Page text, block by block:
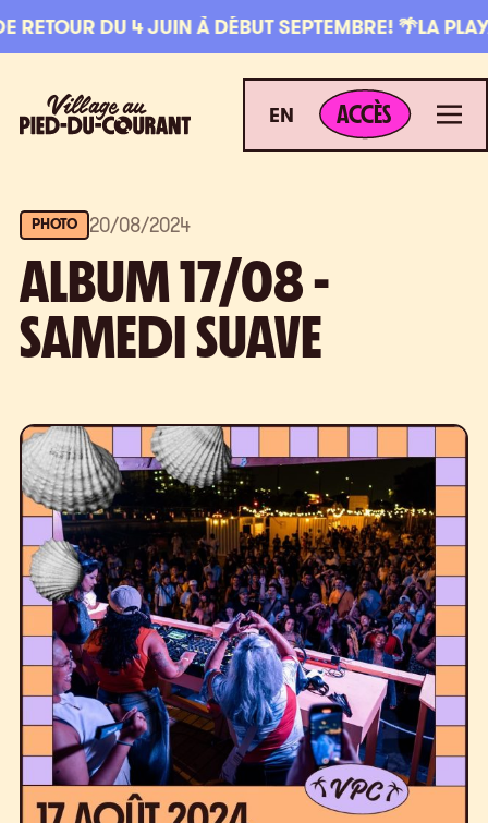
Aller à la navigation
Aller au contenu
DU 4 JUIN À DÉBUT SEPTEMBRE! 🌴LA PLAYA
Village au Pied-du-Courant
EN
ACCÈS
ACCÈS Menu
PHOTO 20/08/2024
ALBUM 17/08 -
SAMEDI SUAVE